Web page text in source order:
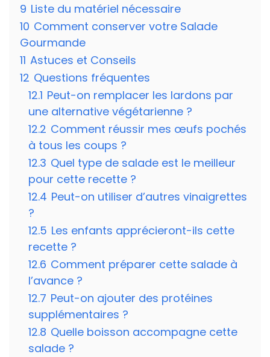
9 Liste du matériel nécessaire
10 Comment conserver votre Salade
Gourmande
11 Astuces et Conseils
12 Questions fréquentes
12.1 Peut-on remplacer les lardons par
une alternative végétarienne ?
12.2 Comment réussir mes œufs pochés
à tous les coups ?
12.3 Quel type de salade est le meilleur
pour cette recette ?
12.4 Peut-on utiliser d’autres vinaigrettes
?
12.5 Les enfants apprécieront-ils cette
recette ?
12.6 Comment préparer cette salade à
l’avance ?
12.7 Peut-on ajouter des protéines
supplémentaires ?
12.8 Quelle boisson accompagne cette
salade ?